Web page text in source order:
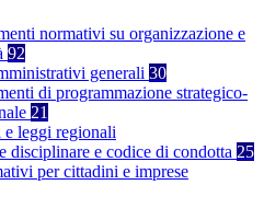
normativi su organizzazione e
92
generali 30
di programmazione strategico-
21
e leggi regionali
disciplinare e codice di condotta 25
per cittadini e imprese